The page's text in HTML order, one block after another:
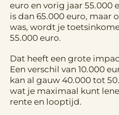
euro en vorig jaar 55.000
is dan 65.000 euro, maar
was, wordt je
55.000 euro.
Dat heeft een grote
Een verschil van 10.000
kan al gauw 40.000 tot
wat je maximaal kunt
rente en looptijd.